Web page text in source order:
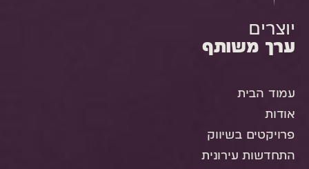
יוצרים
ערך משותף
עמוד הבית
אודות
פרויקטים בשיווק
התחדשות עירונית